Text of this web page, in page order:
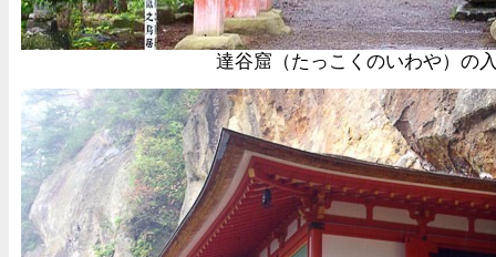
達谷窟（たっこくのいわや）の